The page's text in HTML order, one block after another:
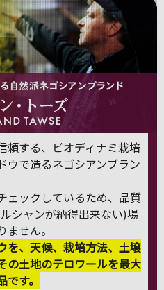
頼する、ビオディナミ栽培
ウで造るネゴシアンブラン
ェックしているため、品質
シャンが納得出来ない)場
せん。
を、天候、栽培方法、土壌
の土地のテロワールを最大
す。